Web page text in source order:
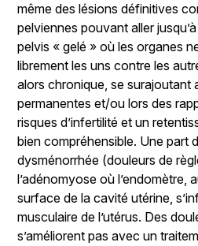
même des lésions définitives
pelviennes pouvant aller
pelvis « gelé » où les organes
librement les uns contre les
alors chronique, se surajoutant
permanentes et/ou lors des
risques d’infertilité et un
bien compréhensible. Une part
dysménorrhée (douleurs de
l’adénomyose où l’endomètre,
surface de la cavité utérine,
musculaire de l’utérus. Des
s’améliorent pas avec un